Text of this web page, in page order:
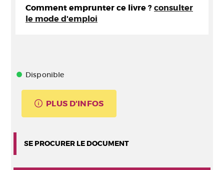
Comment emprunter ce livre ? consulter
le mode d'emploi
Disponible
PLUS D'INFOS
SE PROCURER LE DOCUMENT